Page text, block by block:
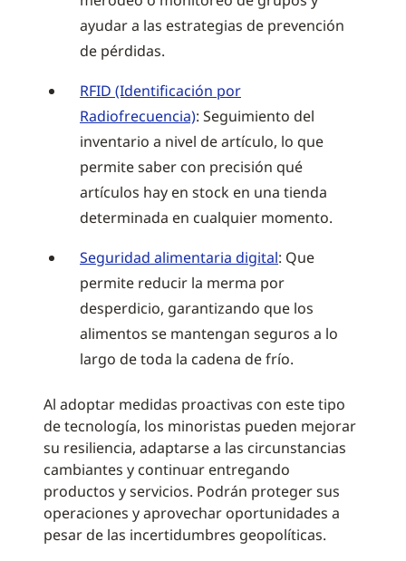
ayudar a las estrategias de prevención
de pérdidas.
RFID (Identificación por
Radiofrecuencia): Seguimiento del
inventario a nivel de artículo, lo que
permite saber con precisión qué
artículos hay en stock en una tienda
determinada en cualquier momento.
Seguridad alimentaria digital: Que
permite reducir la merma por
desperdicio, garantizando que los
alimentos se mantengan seguros a lo
largo de toda la cadena de frío.
Al adoptar medidas proactivas con este tipo
de tecnología, los minoristas pueden mejorar
su resiliencia, adaptarse a las circunstancias
cambiantes y continuar entregando
productos y servicios. Podrán proteger sus
operaciones y aprovechar oportunidades a
pesar de las incertidumbres geopolíticas.